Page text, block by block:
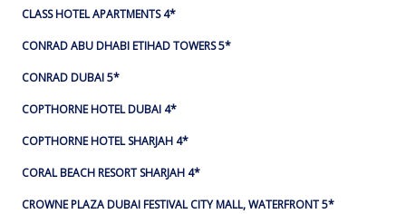
CLASS HOTEL APARTMENTS 4*
CONRAD ABU DHABI ETIHAD TOWERS 5*
CONRAD DUBAI 5*
COPTHORNE HOTEL DUBAI 4*
COPTHORNE HOTEL SHARJAH 4*
CORAL BEACH RESORT SHARJAH 4*
CROWNE PLAZA DUBAI FESTIVAL CITY MALL, WATERFRONT 5*